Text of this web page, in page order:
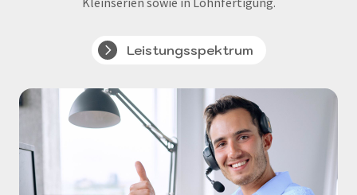
Leistungsspektrum